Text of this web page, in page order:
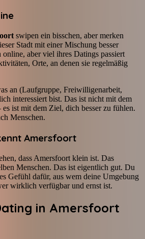
swipen ein bisschen, aber merken
Stadt mit einer Mischung besser
aber viel ihres Datings passiert
Orte, an denen sie regelmäßig
an (Laufgruppe, Freiwilligenarbeit,
interessiert bist. Das ist nicht mit dem
ist mit dem Ziel, dich besser zu fühlen.
Menschen.
Amersfoort
dass Amersfoort klein ist. Das
Menschen. Das ist eigentlich gut. Du
Gefühl dafür, aus wem deine Umgebung
wirklich verfügbar und ernst ist.
in Amersfoort